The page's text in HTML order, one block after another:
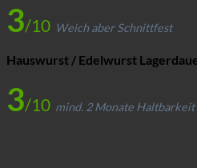
3/10 Weich aber Schnittfest
Hauswurst / Edelwurst
3/10 mind. 2 Monate Haltbarkeit